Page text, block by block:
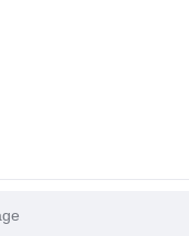
KM Electronics Co., Ltd.. Tutti i